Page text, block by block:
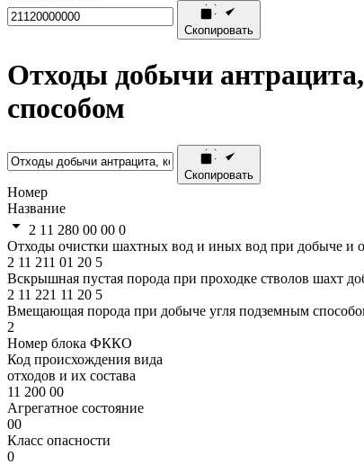
Скопировать
Отходы добычи
способом
Скопировать
Номер
Название
2 11 280 00 00 0
Отходы очистки шахтных вод и иных вод при добыче и
2 11 211 01 20 5
Вскрышная пустая порода при проходке стволов шахт
2 11 221 11 20 5
Вмещающая порода при добыче угля подземным
2
Номер блока ФККО
Код происхождения вида
отходов и их состава
11 200 00
Агрегатное состояние
00
Класс опасности
0